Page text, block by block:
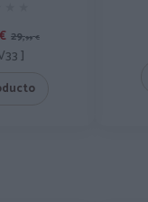
€ 29,99 €
]